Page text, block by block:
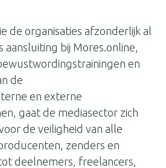
de organisaties afzonderlijk al
bij Mores.online,
en
de
en externe
gaat de mediasector zich
de veiligheid van alle
zenders en
deelnemers, freelancers,